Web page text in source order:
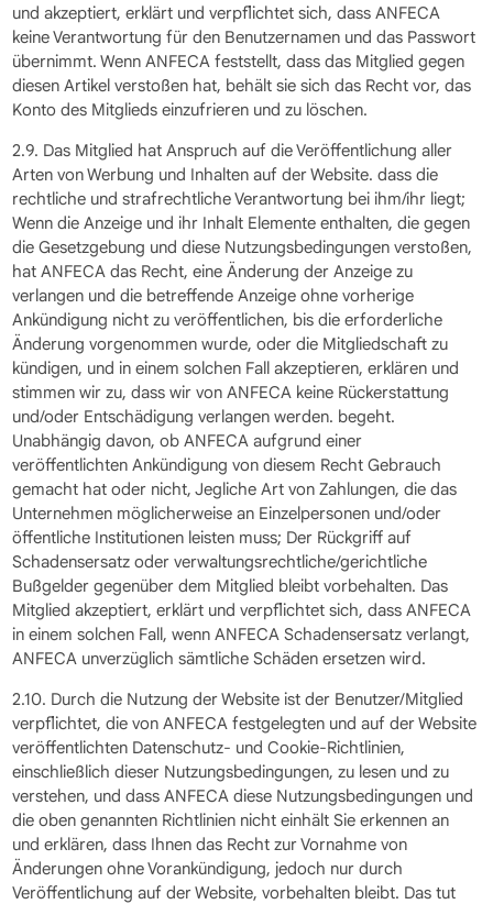
und akzeptiert, erklärt und verpflichtet sich, dass ANFECA
keine Verantwortung für den Benutzernamen und das Passwort
übernimmt. Wenn ANFECA feststellt, dass das Mitglied gegen
diesen Artikel verstoßen hat, behält sie sich das Recht vor, das
Konto des Mitglieds einzufrieren und zu löschen.
2.9. Das Mitglied hat Anspruch auf die Veröffentlichung aller
Arten von Werbung und Inhalten auf der Website. dass die
rechtliche und strafrechtliche Verantwortung bei ihm/ihr liegt;
Wenn die Anzeige und ihr Inhalt Elemente enthalten, die gegen
die Gesetzgebung und diese Nutzungsbedingungen verstoßen,
hat ANFECA das Recht, eine Änderung der Anzeige zu
verlangen und die betreffende Anzeige ohne vorherige
Ankündigung nicht zu veröffentlichen, bis die erforderliche
Änderung vorgenommen wurde, oder die Mitgliedschaft zu
kündigen, und in einem solchen Fall akzeptieren, erklären und
stimmen wir zu, dass wir von ANFECA keine Rückerstattung
und/oder Entschädigung verlangen werden. begeht.
Unabhängig davon, ob ANFECA aufgrund einer
veröffentlichten Ankündigung von diesem Recht Gebrauch
gemacht hat oder nicht, Jegliche Art von Zahlungen, die das
Unternehmen möglicherweise an Einzelpersonen und/oder
öffentliche Institutionen leisten muss; Der Rückgriff auf
Schadensersatz oder verwaltungsrechtliche/gerichtliche
Bußgelder gegenüber dem Mitglied bleibt vorbehalten. Das
Mitglied akzeptiert, erklärt und verpflichtet sich, dass ANFECA
in einem solchen Fall, wenn ANFECA Schadensersatz verlangt,
ANFECA unverzüglich sämtliche Schäden ersetzen wird.
2.10. Durch die Nutzung der Website ist der Benutzer/Mitglied
verpflichtet, die von ANFECA festgelegten und auf der Website
veröffentlichten Datenschutz- und Cookie-Richtlinien,
einschließlich dieser Nutzungsbedingungen, zu lesen und zu
verstehen, und dass ANFECA diese Nutzungsbedingungen und
die oben genannten Richtlinien nicht einhält Sie erkennen an
und erklären, dass Ihnen das Recht zur Vornahme von
Änderungen ohne Vorankündigung, jedoch nur durch
Veröffentlichung auf der Website, vorbehalten bleibt. Das tut